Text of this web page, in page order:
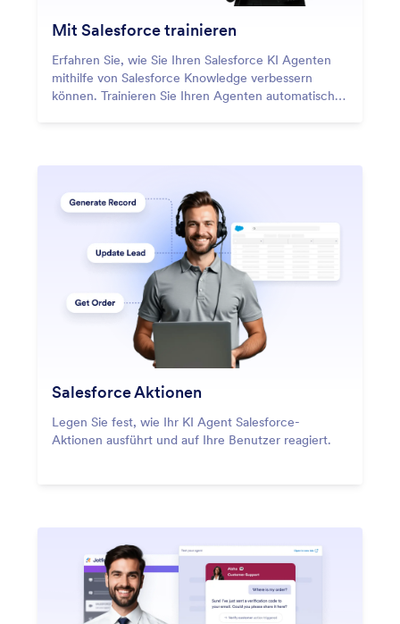
Mit Salesforce trainieren
Erfahren Sie, wie Sie Ihren Salesforce KI Agenten
mithilfe von Salesforce Knowledge verbessern
können. Trainieren Sie Ihren Agenten automatisch
Salesforce Aktionen
Legen Sie fest, wie Ihr KI Agent Salesforce-
Aktionen ausführt und auf Ihre Benutzer reagiert.